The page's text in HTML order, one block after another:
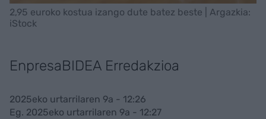
2,95 euroko kostua izango dute batez beste | Argazkia:
iStock
EnpresaBIDEA Erredakzioa
2025eko urtarrilaren 9a - 12:26
Eg. 2025eko urtarrilaren 9a - 12:27